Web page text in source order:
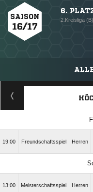
SAISON
16/17
6.
2.Kreisliga
19:00 Freundschaftsspiel Herren
13:00 Meisterschaftsspiel Herren